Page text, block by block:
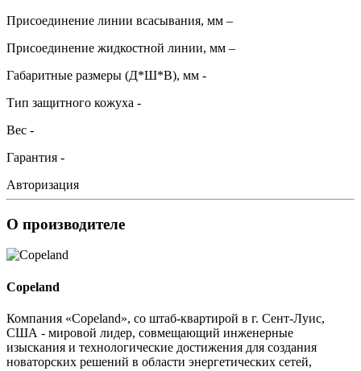
Присоединение линии всасывания, мм –
Присоединение жидкостной линии, мм –
Габаритные размеры (Д*Ш*В), мм -
Тип защитного кожуха -
Вес -
Гарантия -
Авторизация
О производителе
Copeland
Компания «Copeland», со штаб-квартирой в г. Сент-Луис,
США - мировой лидер, совмещающий инженерные
изыскания и технологические достижения для создания
новаторских решений в области энергетических сетей,